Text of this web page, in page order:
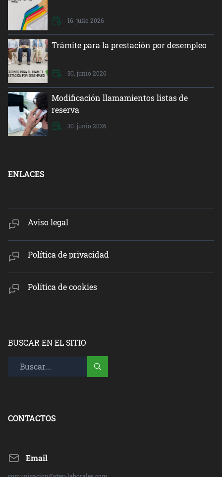
16. julio 2026
Trámite para la prestación por desempleo
30. junio 2026
Modificación llamamientos listas de
reserva
30. junio 2026
ENLACES
Aviso legal
Política de privacidad
Política de cookies
BUSCAR EN EL SITIO
CONTACTOS
Email